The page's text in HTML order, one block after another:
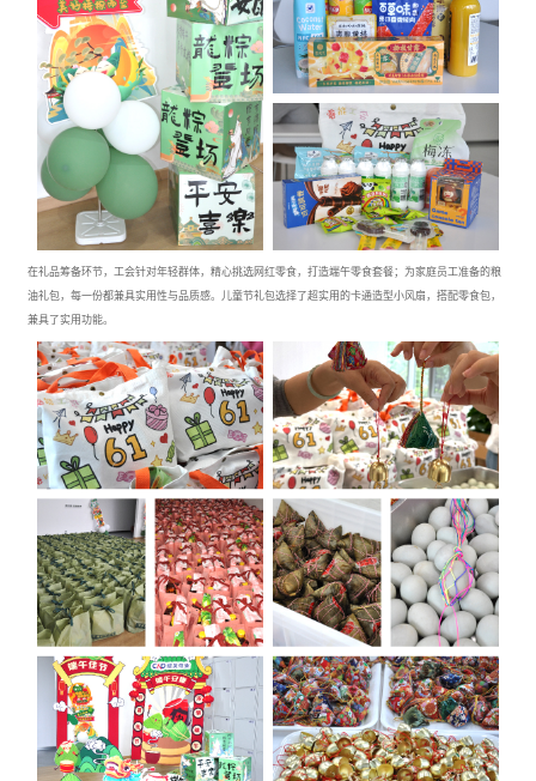
在礼品筹备环节，工会针对年轻群体，精心挑选网红零食，打造端午零食套餐；为家庭员工准备的粮
油礼包，每一份都兼具实用性与品质感。儿童节礼包选择了超实用的卡通造型小风扇，搭配零食包，
兼具了实用功能。